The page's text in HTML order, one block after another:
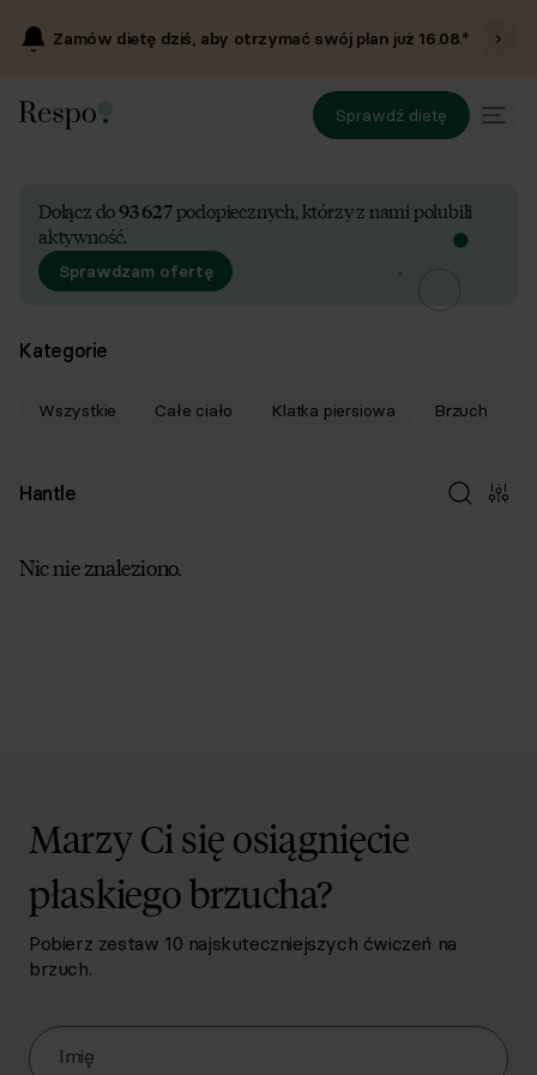
Zamów dietę dziś, aby otrzymać swój plan już16.08.*
Sprawdź dietę
Dołącz do93 627podopiecznych, którzy z nami polubili
aktywność.
Sprawdzam ofertę
Kategorie
Wszystkie Całe ciało Klatka piersiowa Brzuch
Hantle
Nic nie znaleziono.
Marzy Ci się osiągnięcie
płaskiego brzucha?
Pobierz zestaw 10 najskuteczniejszych ćwiczeń na
brzuch.
Zapisz się do Newslettera
Imię